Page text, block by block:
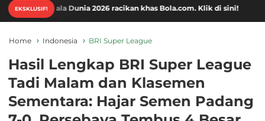
EKSKLUSIF!
Dunia 2026 racikan khas Bola.com. Klik di sini!
Home Indonesia BRI Super League
Hasil Lengkap BRI Super League
Tadi Malam dan Klasemen
Sementara: Hajar Semen Padang